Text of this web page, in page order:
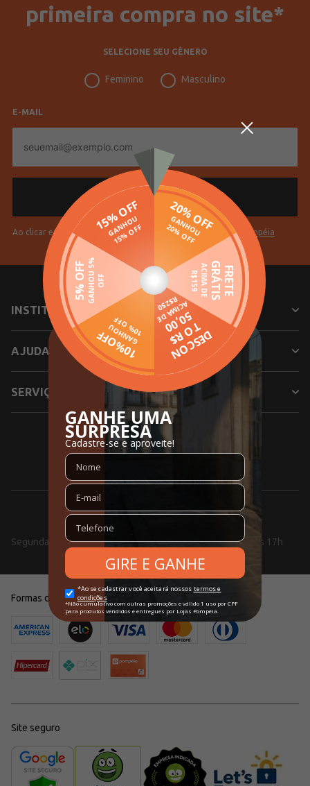
primeira compra no site*
SELECIONE SEU GÊNERO
Feminino Masculino
E-MAIL
mail
Ao clicar em "Cadastrar" você aceita osTermos de Uso da Pompéia
INSTITUCIONAL
AJUDA
SERVIÇOS
SIGA NOSSAS REDES SOCIAIS
0800 000 5353
Segunda a Sexta, das 08h às 18h e aos Sábados, das 10h às 17h
Formas de pagamento
Site seguro